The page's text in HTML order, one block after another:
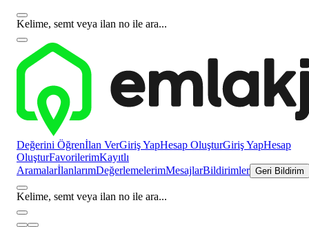
Kelime, semt veya ilan no ile ara...
Değerini Öğrenİlan VerGiriş YapHesap OluşturGiriş YapHesap
OluşturFavorilerimKayıtlı
AramalarİlanlarımDeğerlemelerimMesajlarBildirimler Geri Bildirim
Kelime, semt veya ilan no ile ara...